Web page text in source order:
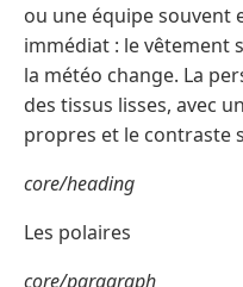
ou une équipe souvent
immédiat : le vêtement
la météo change. La
des tissus lisses, avec
propres et le contraste
core/heading
Les polaires
core/paragraph